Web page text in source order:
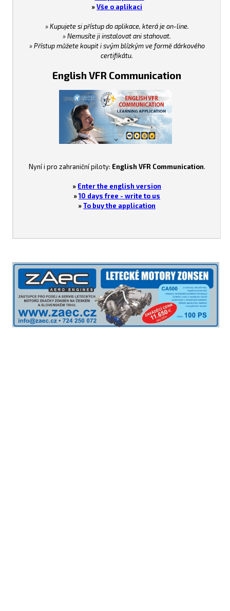
»Vše o aplikaci
» Kupujete si přístup do aplikace, která je on-line.
» Nemusíte ji instalovat ani stahovat.
» Přístup můžete koupit i svým blízkým ve formě dárkového
certifikátu.
English VFR Communication
Nyní i pro zahraniční piloty: English VFR Communication.
» Enter the english version
»10 days free - write to us
»To buy the application